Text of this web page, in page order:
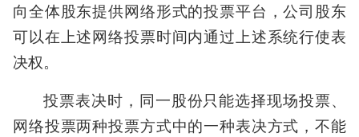
向全体股东提供网络形式的投票平台，公司股东
可以在上述网络投票时间内通过上述系统行使表
决权。
投票表决时，同一股份只能选择现场投票、
网络投票两种投票方式中的一种表决方式，不能